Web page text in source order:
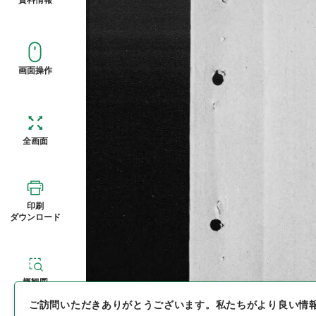
画面操作
全画面
印刷
ダウンロード
概観図
ご訪問いただきありがとうございます。 私たちがより良い情